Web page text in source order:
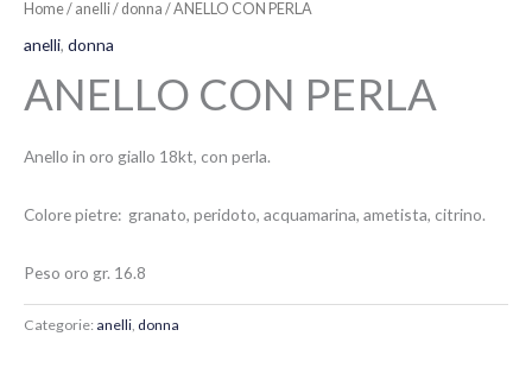
Home/ anelli/ donna / ANELLO CON PERLA
anelli, donna
ANELLO CON PERLA
Anello in oro giallo 18kt, con perla.
Colore pietre: granato, peridoto, acquamarina, ametista, citrino.
Peso oro gr. 16.8
Categorie: anelli, donna